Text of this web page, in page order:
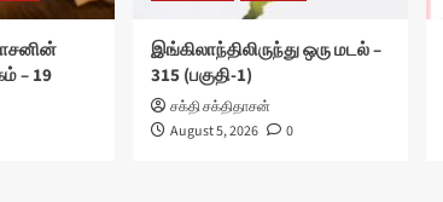
– 19
இங்கிலாந்திலிருந்து ஒரு மடல் –
315 (பகுதி-1)
சக்தி சக்திதாசன்
August 5, 2026
0